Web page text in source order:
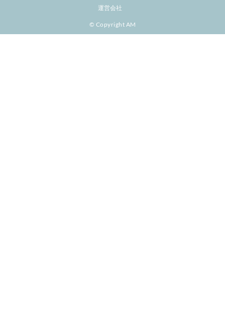
運営会社
© Copyright AM